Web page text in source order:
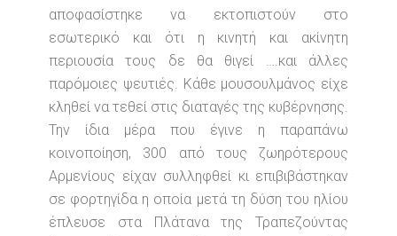
αποφασίστηκε να εκτοπιστούν στο
εσωτερικό και ότι η κινητή και ακίνητη
περιουσία τους δε θα θιγεί ….και άλλες
παρόμοιες ψευτιές. Κάθε μουσουλμάνος είχε
κληθεί να τεθεί στις διαταγές της κυβέρνησης.
Την ίδια μέρα που έγινε η παραπάνω
κοινοποίηση, 300 από τους ζωηρότερους
Αρμενίους είχαν συλληφθεί κι επιβιβάστηκαν
σε φορτηγίδα η οποία μετά τη δύση του ηλίου
έπλευσε στα Πλάτανα της Τραπεζούντας